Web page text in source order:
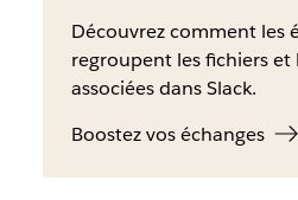
Découvrez comment les
regroupent les fichiers et
associées dans Slack.
Boostez vos échanges